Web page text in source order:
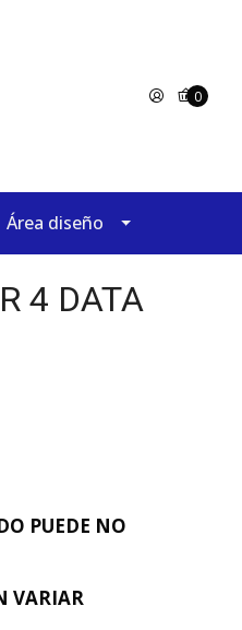
0
Área diseño
4 DATA
PUEDE NO
VARIAR